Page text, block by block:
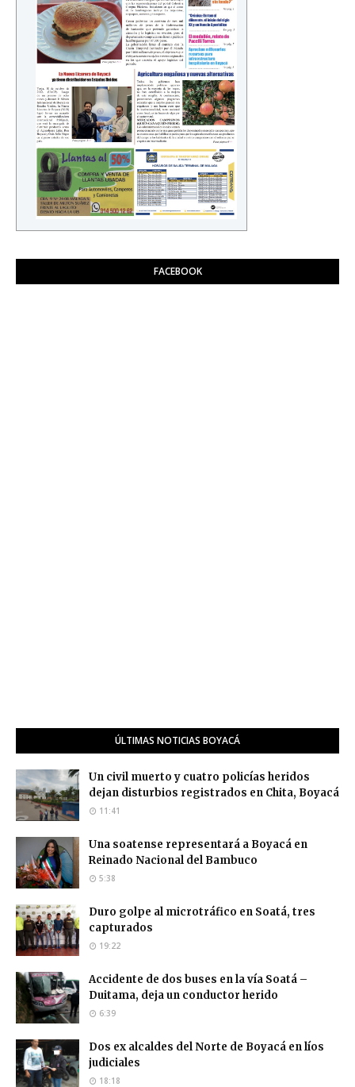
FACEBOOK
ÚLTIMAS NOTICIAS BOYACÁ
Un civil muerto y cuatro policías heridos
dejan disturbios registrados en Chita, Boyacá
11:41
Una soatense representará a Boyacá en
Reinado Nacional del Bambuco
5:38
Duro golpe al microtráfico en Soatá, tres
capturados
19:22
Accidente de dos buses en la vía Soatá –
Duitama, deja un conductor herido
6:39
Dos ex alcaldes del Norte de Boyacá en líos
judiciales
18:18